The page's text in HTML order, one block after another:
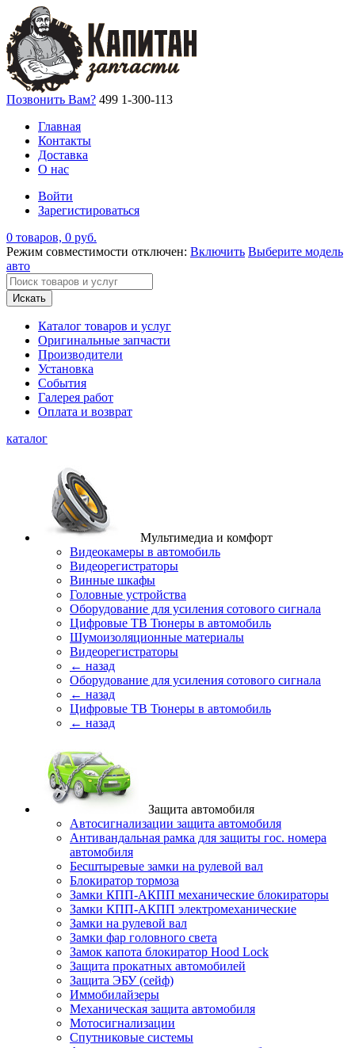
Позвонить Вам? 499 1-300-113
Главная
Контакты
Доставка
О нас
Войти
Зарегистироваться
0 товаров, 0 руб.
Режим совместимости отключен: Включить Выберите модель
авто
Искать
Каталог товаров и услуг
Оригинальные запчасти
Производители
Установка
События
Галерея работ
Оплата и возврат
каталог
Мультимедиа и комфорт
Видеокамеры в автомобиль
Видеорегистраторы
Винные шкафы
Головные устройства
Оборудование для усиления сотового сигнала
Цифровые ТВ Тюнеры в автомобиль
Шумоизоляционные материалы
Видеорегистраторы
← назад
Оборудование для усиления сотового сигнала
← назад
Цифровые ТВ Тюнеры в автомобиль
← назад
Защита автомобиля
Автосигнализации защита автомобиля
Антивандальная рамка для защиты гос. номера
автомобиля
Бесштыревые замки на рулевой вал
Блокиратор тормоза
Замки КПП-АКПП механические блокираторы
Замки КПП-АКПП электромеханические
Замки на рулевой вал
Замки фар головного света
Замок капота блокиратор Hood Lock
Защита прокатных автомобилей
Защита ЭБУ (сейф)
Иммобилайзеры
Механическая защита автомобиля
Мотосигнализации
Спутниковые системы